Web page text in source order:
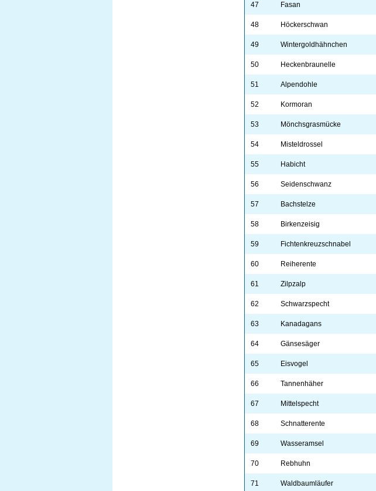
47 Fasan
48 Höckerschwan
49 Wintergoldhähnchen
50 Heckenbraunelle
51 Alpendohle
52 Kormoran
53 Mönchsgrasmücke
54 Misteldrossel
55 Habicht
56 Seidenschwanz
57 Bachstelze
58 Birkenzeisig
59 Fichtenkreuzschnabel
60 Reiherente
61 Zilpzalp
62 Schwarzspecht
63 Kanadagans
64 Gänsesäger
65 Eisvogel
66 Tannenhäher
67 Mittelspecht
68 Schnatterente
69 Wasseramsel
70 Rebhuhn
71 Waldbaumläufer